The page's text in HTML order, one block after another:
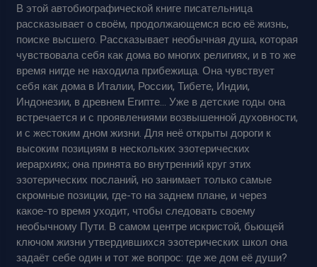
В этой автобиографической книге писательница
рассказывает о своём, продолжающемся всю её жизнь,
поиске высшего. Рассказывает необычная душа, которая
чувствовала себя как дома во многих религиях, и в то же
время нигде не находила прибежища. Она чувствует
себя как дома в Италии, России, Тибете, Индии,
Индонезии, в древнем Египте… Уже в детские годы она
встречается и с проявлениями возвышенной духовности,
и с жестоким дном жизни. Для неё открыты дороги к
высоким позициям в нескольких эзотерических
иерархиях; она принята во внутренний круг этих
эзотерических посланий, но занимает только самые
скромные позиции, где-то на заднем плане, и через
какое-то время уходит, чтобы следовать своему
необычному Пути. В самом центре искристой, бьющей
ключом жизни утвердившихся эзотерических школ она
задаёт себе один и тот же вопрос: где же дом её души?